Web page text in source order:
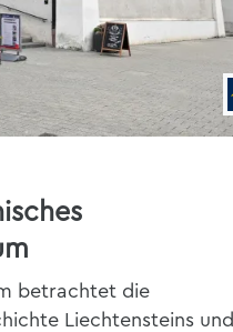
betrachtet die
Liechtensteins und